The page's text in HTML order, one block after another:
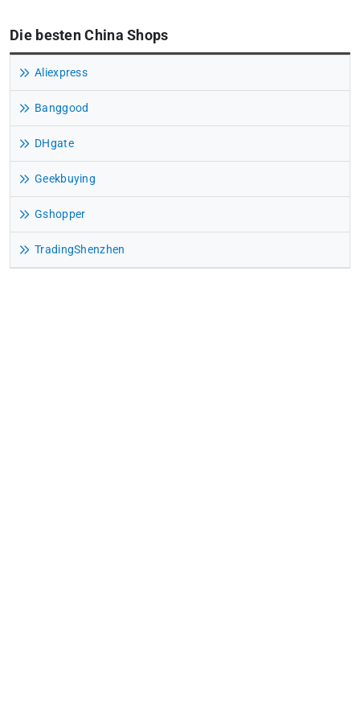
Die besten China Shops
Aliexpress
Banggood
DHgate
Geekbuying
Gshopper
TradingShenzhen